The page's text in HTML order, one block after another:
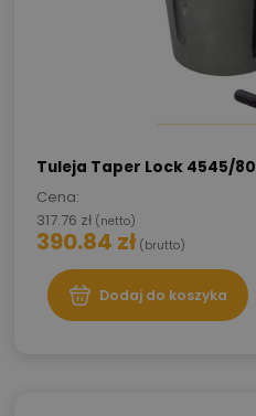
Tuleja Taper Lock 4545/80
Cena:
317.76 zł (netto)
390.84 zł (brutto)
Dodaj do koszyka